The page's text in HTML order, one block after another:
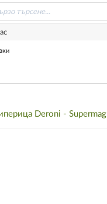
Deroni - Supermag